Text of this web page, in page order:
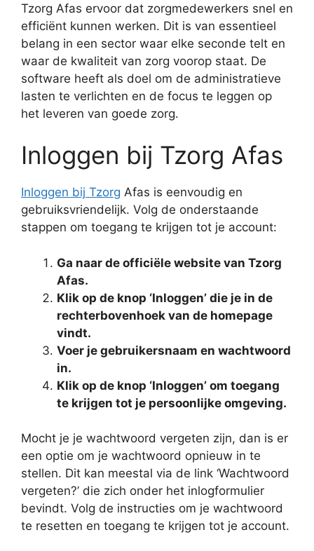
Tzorg Afas ervoor dat zorgmedewerkers snel en
efficiënt kunnen werken. Dit is van essentieel
belang in een sector waar elke seconde telt en
waar de kwaliteit van zorg voorop staat. De
software heeft als doel om de administratieve
lasten te verlichten en de focus te leggen op
het leveren van goede zorg.
Inloggen bij Tzorg Afas
Inloggen bij Tzorg Afas is eenvoudig en
gebruiksvriendelijk. Volg de onderstaande
stappen om toegang te krijgen tot je account:
Ga naar de officiële website van Tzorg
Afas.
Klik op de knop ‘Inloggen’ die je in de
rechterbovenhoek van de homepage
vindt.
Voer je gebruikersnaam en wachtwoord
in.
Klik op de knop ‘Inloggen’ om toegang
te krijgen tot je persoonlijke omgeving.
Mocht je je wachtwoord vergeten zijn, dan is er
een optie om je wachtwoord opnieuw in te
stellen. Dit kan meestal via de link ‘Wachtwoord
vergeten?’ die zich onder het inlogformulier
bevindt. Volg de instructies om je wachtwoord
te resetten en toegang te krijgen tot je account.